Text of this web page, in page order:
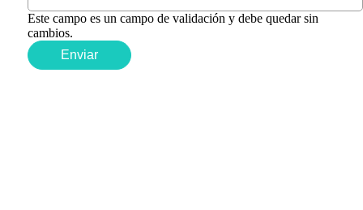
Este campo es un campo de validación y debe quedar sin
cambios.